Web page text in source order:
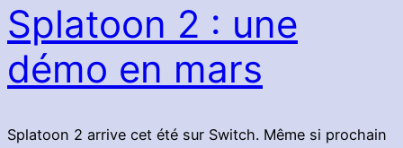
Splatoon 2 : une
démo en mars
Splatoon 2 arrive cet été sur Switch. Même si prochain